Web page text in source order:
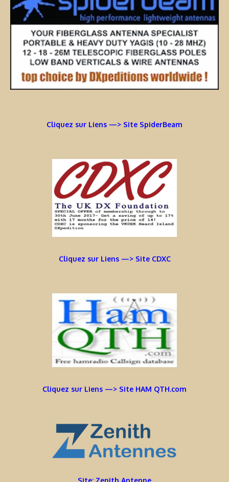
Cliquez sur Liens —> Site SpiderBeam
Cliquez sur Liens —> Site CDXC
Cliquez sur Liens —> Site HAM QTH.com
Site: Zenith Antenne